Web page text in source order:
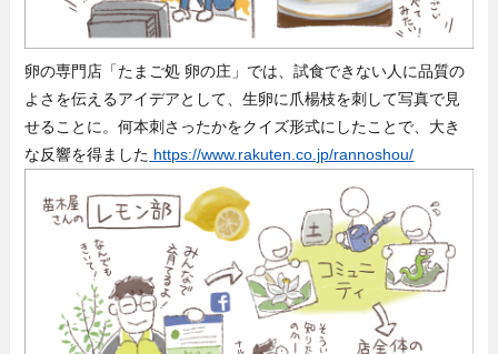
卵の専門店「たまご処 卵の庄」では、試食できない人に品質の
よさを伝えるアイデアとして、生卵に爪楊枝を刺して写真で見
せることに。何本刺さったかをクイズ形式にしたことで、大き
な反響を得ました https://www.rakuten.co.jp/rannoshou/